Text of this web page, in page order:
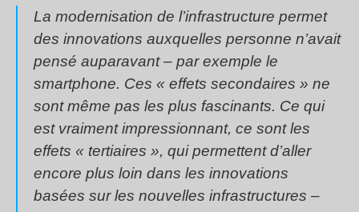
La modernisation de l’infrastructure permet
des innovations auxquelles personne n’avait
pensé auparavant – par exemple le
smartphone. Ces « effets secondaires » ne
sont même pas les plus fascinants. Ce qui
est vraiment impressionnant, ce sont les
effets « tertiaires », qui permettent d’aller
encore plus loin dans les innovations
basées sur les nouvelles infrastructures –